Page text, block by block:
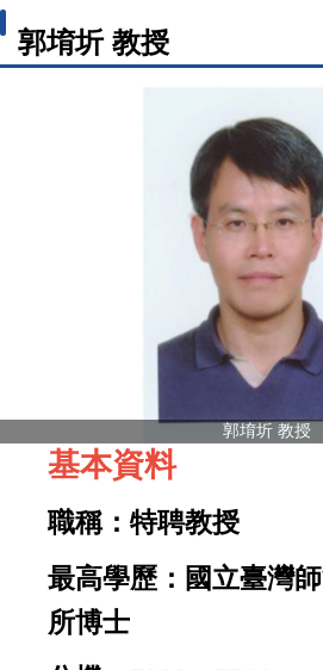
郭堉圻 教授
郭堉圻 教授
基本資料
職稱： 特聘教授
最高學歷： 國立臺灣
所博士